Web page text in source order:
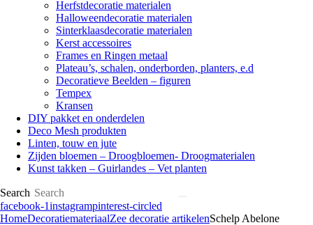
Herfstdecoratie materialen
Halloweendecoratie materialen
Sinterklaasdecoratie materialen
Kerst accessoires
Frames en Ringen metaal
Plateau’s, schalen, onderborden, planters, e.d
Decoratieve Beelden – figuren
Tempex
Kransen
DIY pakket en onderdelen
Deco Mesh produkten
Linten, touw en jute
Zijden bloemen – Droogbloemen- Droogmaterialen
Kunst takken – Guirlandes – Vet planten
Search
facebook-1instagrampinterest-circled
HomeDecoratiemateriaalZee decoratie artikelenSchelp Abelone